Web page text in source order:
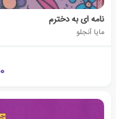
نامه ای به دخترم
مایا آنجلو